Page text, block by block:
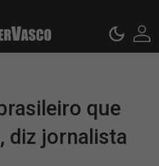
que
diz jornalista